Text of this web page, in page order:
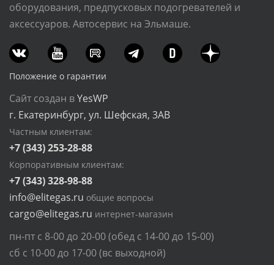
оборудования, предпусковых подогревателей и
аксессуаров. Автосервис на Эльмаше.
Положение о гарантии
Сайт создан вYesWP
г. Екатеринбург, ул. Шефская, 3АВ
Частным клиентам:
+7 (343) 253-28-88
Корпоративным клиентам:
+7 (343) 328-98-88
info@elitegas.ru общие вопросы
cargo@elitegas.ru интернет-магазин
пн-пт с 8-00 до 20-00 (обед с 14-00 до 15-00)
сб с 10-00 до 17-00 (вс выходной)